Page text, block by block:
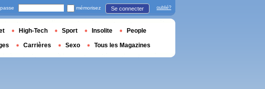
mémorisez Se connecter oublié?
High-Tech Sport Insolite People
Carrières Sexo Tous les Magazines